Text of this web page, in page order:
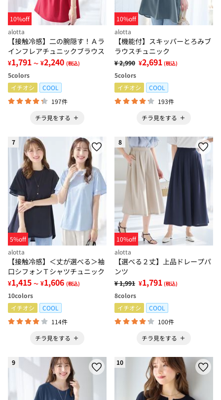
10%off
alotta
【接触冷感】二の腕隠す！Ａラ
インフレアチュニックブラウス
¥1,791 ～ ¥2,240 (税込)
5colors
イチオシ
COOL
197件
チラ見をする
10%off
alotta
【機能付】スキッパーとろみブ
ラウスチュニック
¥ 2,990 ¥2,691 (税込)
5colors
イチオシ
COOL
193件
チラ見をする
7
5%off
alotta
【接触冷感】＜丈が選べる＞袖
口シフォンＴシャツチュニック
¥1,415 ～ ¥1,606 (税込)
10colors
イチオシ
COOL
114件
チラ見をする
8
10%off
alotta
【選べる２丈】上品ドレープパ
ンツ
¥ 1,991 ¥1,791 (税込)
8colors
イチオシ
COOL
100件
チラ見をする
9 10